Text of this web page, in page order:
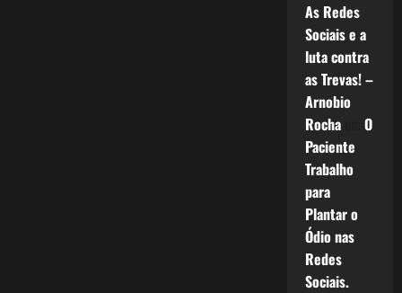
As Redes
Sociais e a
luta contra
as Trevas! –
Arnobio
Rochaem O
Paciente
Trabalho
para
Plantar o
Ódio nas
Redes
Sociais.